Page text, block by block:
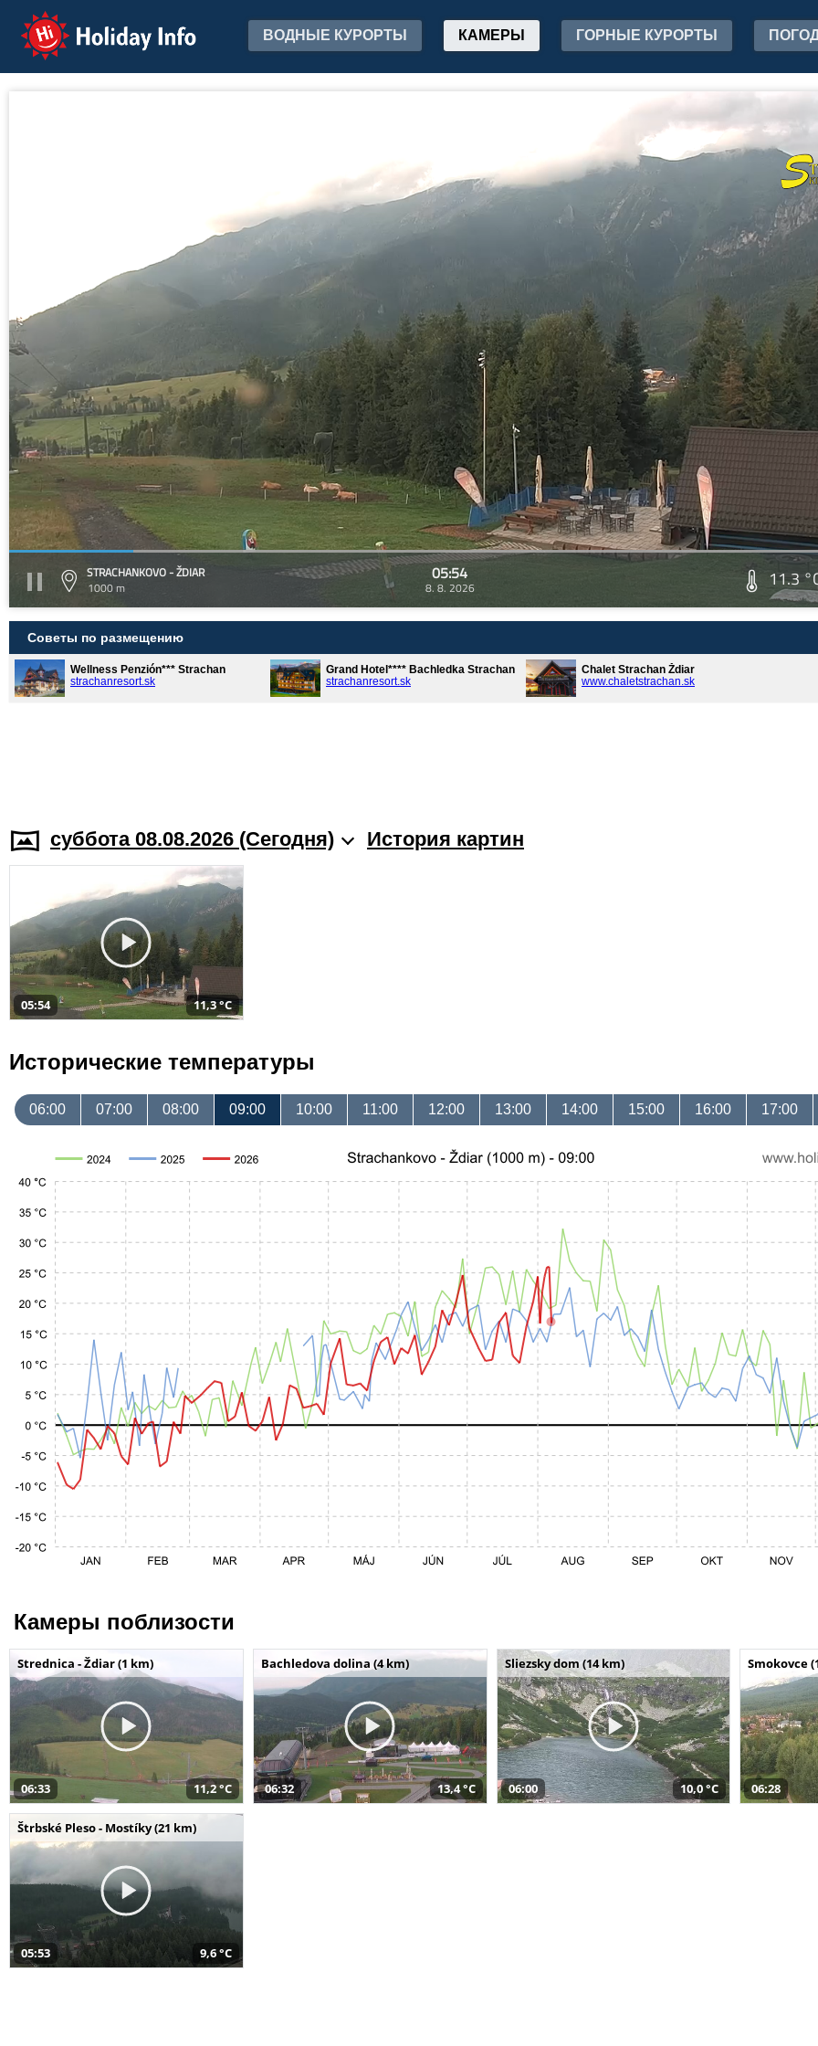
Holiday Info ВОДНЫЕ КУРОРТЫ КАМЕРЫ ГОРНЫЕ КУРОРТЫ
STRACHANKOVO - ŽDIAR
1000 m
05:54
8. 8. 2026 11.3
Советы по размещению
Wellness Penzión*** Strachan
strachanresort.sk
Grand Hotel**** Bachledka Strachan
strachanresort.sk
Chalet Strachan Ždiar
www.chaletstrachan.sk
суббота 08.08.2026 (Cегодня) История картин
05:54 11,3 °C
Исторические температуры
06:00 07:00 08:00 09:00 10:00 11:00 12:00 13:00 14:00 15:00 16:00 17:00
Камеры поблизости
Strednica - Ždiar (1 km)
06:33 11,2 °C
Bachledova dolina (4 km)
06:32 13,4 °C
Sliezsky dom (14 km)
06:00 10,0 °C
Smokovce
06:28
Štrbské Pleso - Mostíky (21 km)
05:53 9,6 °C